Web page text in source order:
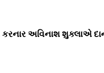
કરનાર અવિનાશ શુક્લાએ